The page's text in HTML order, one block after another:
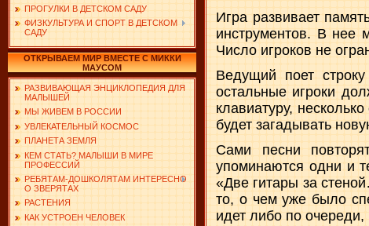
ПРОГУЛКИ В ДЕТСКОМ САДУ
ФИЗКУЛЬТУРА И СПОРТ В ДЕТСКОМ
САДУ
ОТКРЫВАЕМ МИР ВМЕСТЕ С МИККИ
МАУСОМ
РАЗВИВАЮЩАЯ ЭНЦИКЛОПЕДИЯ ДЛЯ
МАЛЫШЕЙ
МЫ ЖИВЕМ В РОССИИ
УВЛЕКАТЕЛЬНЫЙ КОСМОС
ПЛАНЕТА ЗЕМЛЯ
КЕМ СТАТЬ? МАЛЫШИ В МИРЕ
ПРОФЕССИЙ
РЕБЯТАМ-ДОШКОЛЯТАМ ИНТЕРЕСНО
О ЗВЕРЯТАХ
РАСТЕНИЯ
КАК УСТРОЕН ЧЕЛОВЕК
Игра развивает
инструментов. В нее
Число игроков не
Ведущий поет
остальные игроки
клавиатуру,
будет загадывать
Сами песни
упоминаются одни и
«Две гитары за
то, о чем уже было
идет либо по